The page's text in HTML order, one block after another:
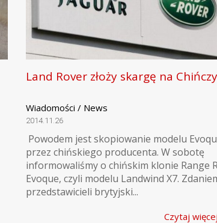
Land Rover złoży skargę na
Wiadomości / News
2014.11.26
Powodem jest skopiowanie modelu
przez chińskiego producenta. W sobotę
informowaliśmy o chińskim klonie Range
Evoque, czyli modelu Landwind X7.
przedstawicieli brytyjski...
Czytaj więcej